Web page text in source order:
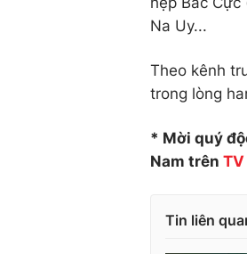
Na Uy...
Theo kênh
trong lòng
* Mời quý
Nam trên
Tin liên